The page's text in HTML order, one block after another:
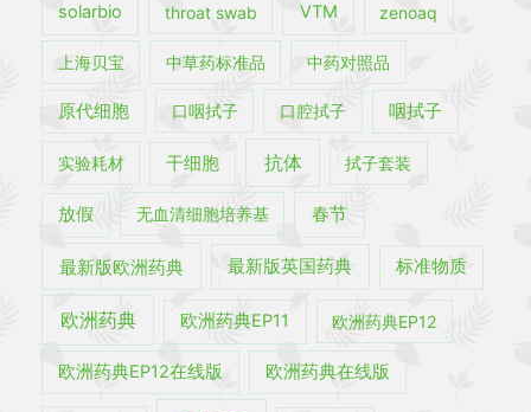
solarbio throat swab VTM zenoaq
上海贝宝 中草药标准品 中药对照品
原代细胞 口咽拭子 口腔拭子 咽拭子
实验耗材 干细胞 抗体 拭子套装
放假 无血清细胞培养基 春节
最新版欧洲药典 最新版英国药典 标准物质
欧洲药典 欧洲药典EP11 欧洲药典EP12
欧洲药典EP12在线版 欧洲药典在线版